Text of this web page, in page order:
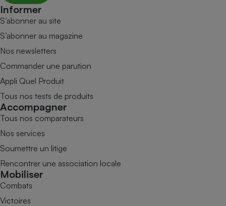
Informer
S’abonner au site
S’abonner au magazine
Nos newsletters
Commander une parution
Appli Quel Produit
Tous nos tests de produits
Accompagner
Tous nos comparateurs
Nos services
Soumettre un litige
Rencontrer une association locale
Mobiliser
Combats
Victoires